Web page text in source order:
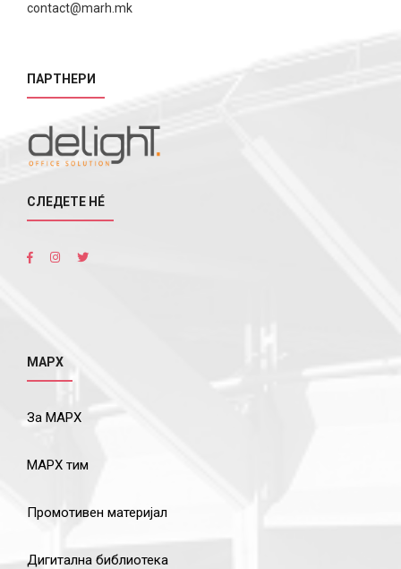
contact@marh.mk
ПАРТНЕРИ
СЛЕДЕТЕ НÉ
МАРХ
За МАРХ
МАРХ тим
Промотивен материјал
Дигитална библиотека